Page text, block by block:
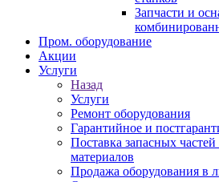
Запчасти и
Пром. оборудование
Акции
Услуги
Назад
Услуги
Ремонт оборудования
Гарантийное и
Поставка запасных
материалов
Продажа оборудования в